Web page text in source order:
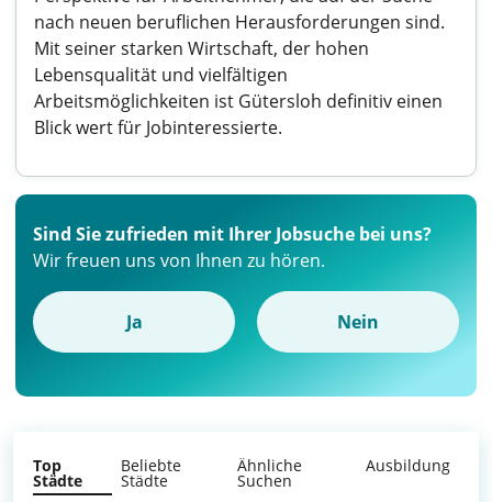
nach neuen beruflichen Herausforderungen sind.
Mit seiner starken Wirtschaft, der hohen
Lebensqualität und vielfältigen
Arbeitsmöglichkeiten ist Gütersloh definitiv einen
Blick wert für Jobinteressierte.
Sind Sie zufrieden mit Ihrer Jobsuche bei uns?
Wir freuen uns von Ihnen zu hören.
Ja Nein
Top
Städte
Beliebte
Städte
Ähnliche
Suchen
Ausbildung